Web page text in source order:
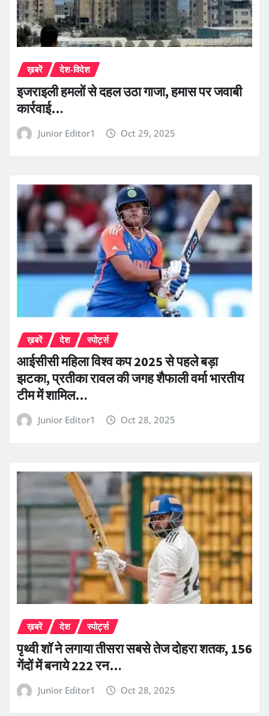
ख़बरें देश-विदेश
इजराइली हमलों से दहल उठा गाजा, हमास पर जवाबी
कार्रवाई…
Junior Editor1 Oct 29, 2025
ख़बरें देश स्पोर्ट्स
आईसीसी महिला विश्व कप 2025 से पहले बड़ा
झटका, प्रतीका रावल की जगह शैफाली वर्मा भारतीय
टीम में शामिल…
Junior Editor1 Oct 28, 2025
ख़बरें देश स्पोर्ट्स
पृथ्वी शॉ ने लगाया तीसरा सबसे तेज दोहरा शतक, 156
गेंदों में बनाये 222 रन…
Junior Editor1 Oct 28, 2025